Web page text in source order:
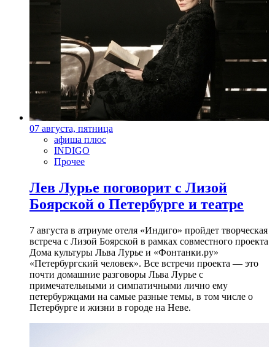
07 августа, пятница
афиша плюс
INDIGO
Прочее
Лев Лурье поговорит с Лизой
Боярской о Петербурге и театре
7 августа в атриуме отеля «Индиго» пройдет творческая
встреча с Лизой Боярской в рамках совместного проекта
Дома культуры Льва Лурье и «Фонтанки.ру»
«Петербургский человек». Все встречи проекта — это
почти домашние разговоры Льва Лурье с
примечательными и симпатичными лично ему
петербуржцами на самые разные темы, в том числе о
Петербурге и жизни в городе на Неве.